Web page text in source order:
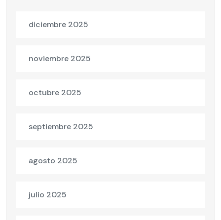
diciembre 2025
noviembre 2025
octubre 2025
septiembre 2025
agosto 2025
julio 2025